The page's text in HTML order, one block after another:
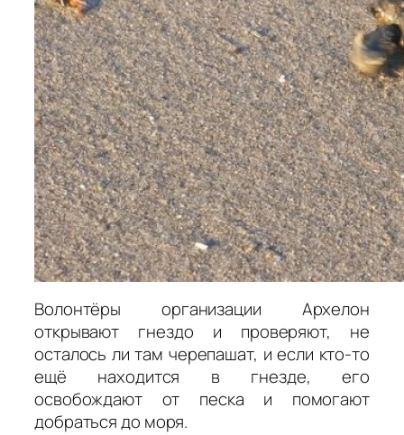
Волонтёры организации Архелон
открывают гнездо и проверяют, не
осталось ли там черепашат, и если кто-то
ещё находится в гнезде, его
освобождают от песка и помогают
добраться до моря.